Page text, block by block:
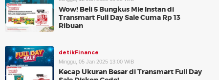
Wow! Beli 5 Bungkus Mie Instan di
Transmart Full Day Sale Cuma Rp 13
Ribuan
detikFinance
Minggu, 05 Jan 2025 13:00 WIB
Kecap Ukuran Besar di Transmart Full Day